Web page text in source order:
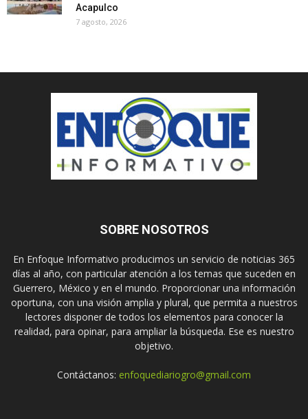
Acapulco
7 agosto, 2026
SOBRE NOSOTROS
En Enfoque Informativo producimos un servicio de noticias 365
días al año, con particular atención a los temas que suceden en
Guerrero, México y en el mundo. Proporcionar una información
oportuna, con una visión amplia y plural, que permita a nuestros
lectores disponer de todos los elementos para conocer la
realidad, para opinar, para ampliar la búsqueda. Ese es nuestro
objetivo.
Contáctanos: enfoquediariogro@gmail.com